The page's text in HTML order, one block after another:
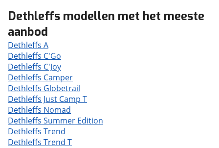
Dethleffs modellen met het meeste
aanbod
Dethleffs A
Dethleffs C'Go
Dethleffs C'Joy
Dethleffs Camper
Dethleffs Globetrail
Dethleffs Just Camp T
Dethleffs Nomad
Dethleffs Summer Edition
Dethleffs Trend
Dethleffs Trend T